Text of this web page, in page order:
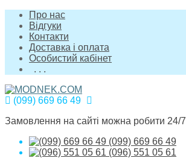
Про нас
Відгуки
Контакти
Доставка і оплата
Особистий кабінет
. . .
(099) 669 66 49
Замовлення на сайті можна робити 24/7
(099) 669 66 49
(096) 551 05 61